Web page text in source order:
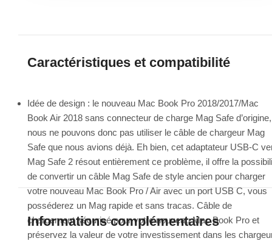
Caractéristiques et compatibilité
Idée de design : le nouveau Mac Book Pro 2018/2017/Mac
Book Air 2018 sans connecteur de charge Mag Safe d’origine,
nous ne pouvons donc pas utiliser le câble de chargeur Mag
Safe que nous avions déjà. Eh bien, cet adaptateur USB-C
Mag Safe 2 résout entièrement ce problème, il offre la
de convertir un câble Mag Safe de style ancien pour charger
votre nouveau Mac Book Pro / Air avec un port USB C, vous
posséderez un Mag rapide et sans tracas. Câble de
chargement sécurisé pour votre nouveau Mac Book Pro et
préservez la valeur de votre investissement dans les
Informations complémentaires